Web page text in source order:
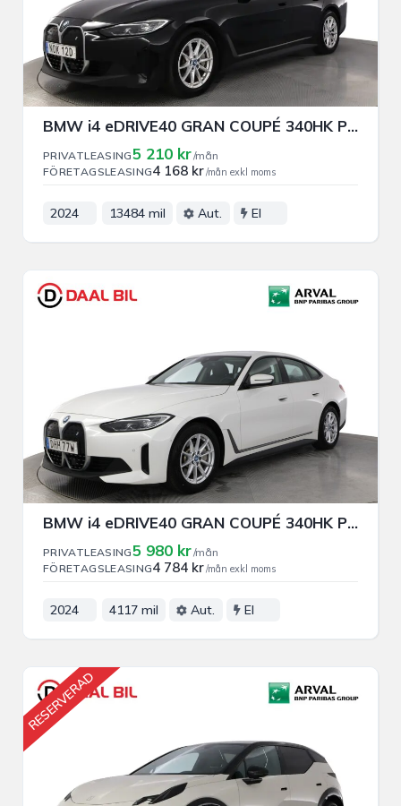
BMW i4 eDRIVE40 GRAN COUPÉ 340HK PRIVAT/FÖRETAGSLEASING
PRIVATLEASING5 210 kr/mån
FÖRETAGSLEASING4 168 kr/mån exkl moms
2024 13484 mil Aut. El
BMW i4 eDRIVE40 GRAN COUPÉ 340HK PRIVAT/FÖRETAGSLEASING
PRIVATLEASING5 980 kr/mån
FÖRETAGSLEASING4 784 kr/mån exkl moms
2024 4117 mil Aut. El
RESERVERAD